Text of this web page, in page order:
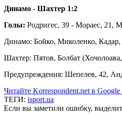
Динамо - Шахтер 1:2
Голы: Родригес, 39 - Мораес, 21,
Динамо: Бойко, Миколенко,
Шахтер: Пятов, Болбат
Предупреждения: Шепелев, 42,
Читайте Korrespondent.net в
ТЕГИ: isport.ua
Если вы заметили ошибку,